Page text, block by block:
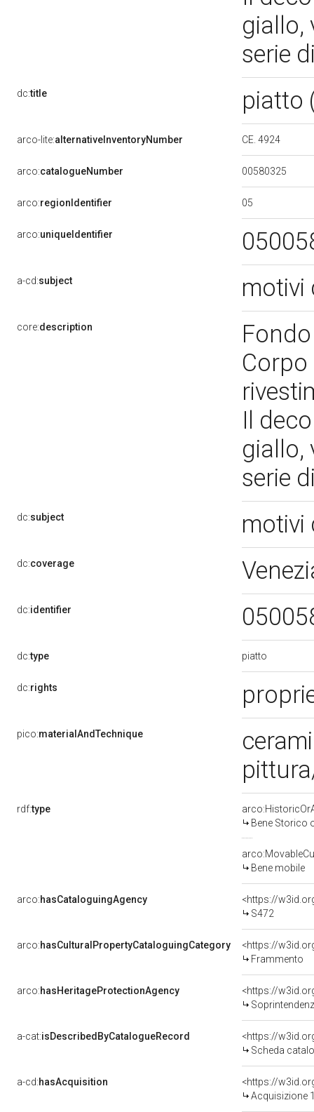
giallo,
serie
dc:title piatto
arco-lite:alternativeInventoryNumber CE. 4924
arco:catalogueNumber 00580325
arco:regionIdentifier 05
arco:uniqueIdentifier
a-cd:subject motivi
core:description
Il
giallo,
serie
dc:subject motivi
dc:coverage
dc:identifier
dc:type piatto
dc:rights
pico:materialAndTechnique
rdf:type
Bene Storico
Bene mobile
arco:hasCataloguingAgency
<https://
S472
arco:hasCulturalPropertyCataloguingCategory
<https://
Frammento
arco:hasHeritageProtectionAgency
<https://
Soprintendenza
a-cat:isDescribedByCatalogueRecord
<https://
Scheda
a-cd:hasAcquisition
<https://
Acquisizione